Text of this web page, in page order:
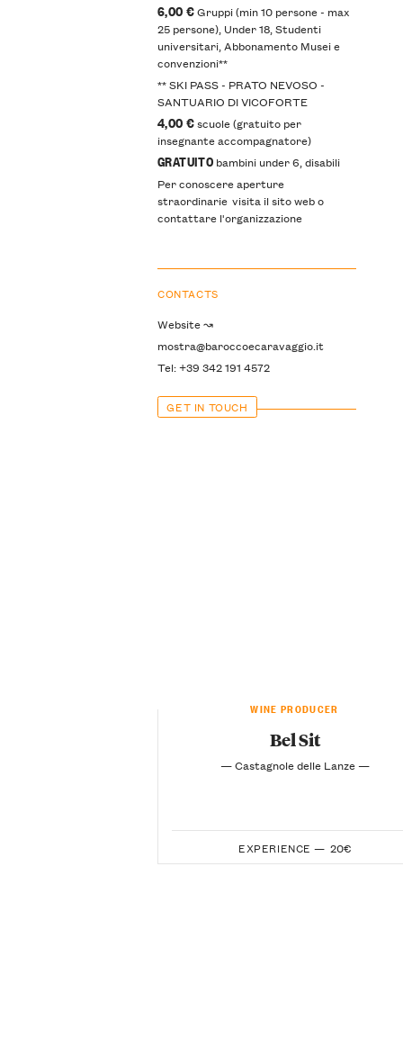
6,00 €Gruppi (min 10 persone - max
25 persone), Under 18, Studenti
universitari, Abbonamento Musei e
convenzioni**
​** SKI PASS - PRATO NEVOSO -
SANTUARIO DI VICOFORTE
4,00 €scuole ​(gratuito per
insegnante accompagnatore)
GRATUITO bambini under 6, disabili
Per conoscere aperture
straordinarie visita il sito web o
contattare l'organizzazione
CONTACTS
Website ↝
mostra@baroccoecaravaggio.it
Tel: +39 342 191 4572
GET IN TOUCH
WINE PRODUCER
Bel Sit
— Castagnole delle Lanze —
EXPERIENCE — 20€